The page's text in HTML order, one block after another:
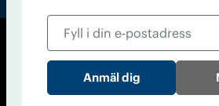
Cookiepolicy